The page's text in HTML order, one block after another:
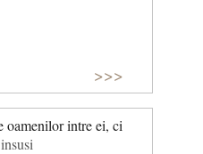
>>>
oamenilor intre ei, ci